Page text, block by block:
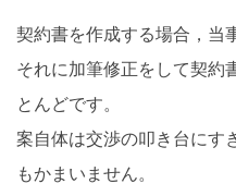
契約書を作成する場合，当
それに加筆修正をして契約
とんどです。
案自体は交渉の叩き台にす
もかまいません。